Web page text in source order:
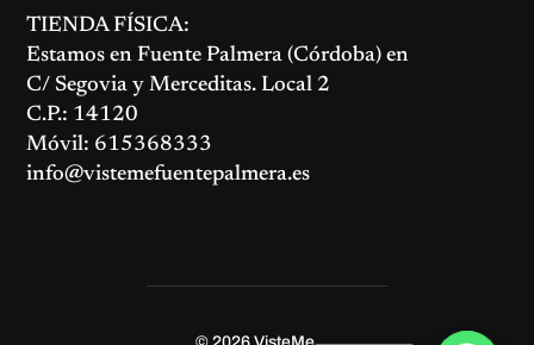
TIENDA FÍSICA:
Estamos enFuente Palmera (Córdoba) en
C/ Segovia y Merceditas. Local 2
C.P.: 14120
Móvil: 615368333
info@vistemefuentepalmera.es